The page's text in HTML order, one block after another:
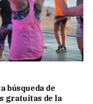
búsqueda de
gratuitas de la